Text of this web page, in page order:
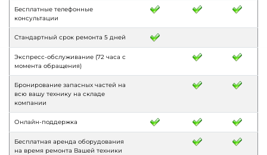
Бесплатные телефонные
консультации
Стандартный срок ремонта 5 дней
Экспресс-обслуживание (72 часа с
момента обращения)
Бронирование запасных частей на
всю вашу технику на складе
компании
Онлайн-поддержка
Бесплатная аренда оборудования
на время ремонта Вашей техники